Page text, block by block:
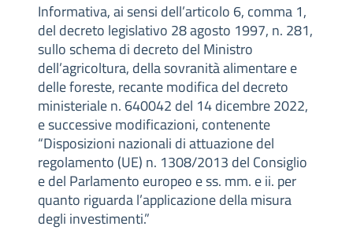
Informativa, ai sensi dell’articolo 6, comma 1,
del decreto legislativo 28 agosto 1997, n. 281,
sullo schema di decreto del Ministro
dell’agricoltura, della sovranità alimentare e
delle foreste, recante modifica del decreto
ministeriale n. 640042 del 14 dicembre 2022,
e successive modificazioni, contenente
“Disposizioni nazionali di attuazione del
regolamento (UE) n. 1308/2013 del Consiglio
e del Parlamento europeo e ss. mm. e ii. per
quanto riguarda l’applicazione della misura
degli investimenti.”